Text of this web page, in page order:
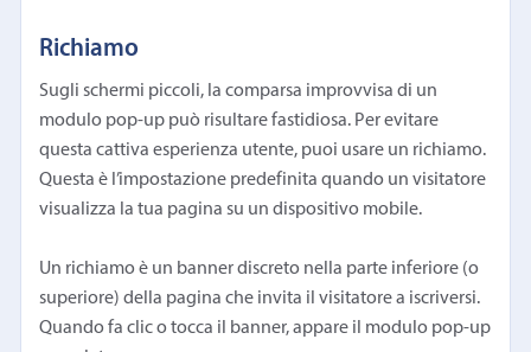
Richiamo
Sugli schermi piccoli, la comparsa improvvisa di un
modulo pop-up può risultare fastidiosa. Per evitare
questa cattiva esperienza utente, puoi usare un richiamo.
Questa è l’impostazione predefinita quando un visitatore
visualizza la tua pagina su un dispositivo mobile.
Un richiamo è un banner discreto nella parte inferiore (o
superiore) della pagina che invita il visitatore a iscriversi.
Quando fa clic o tocca il banner, appare il modulo pop-up